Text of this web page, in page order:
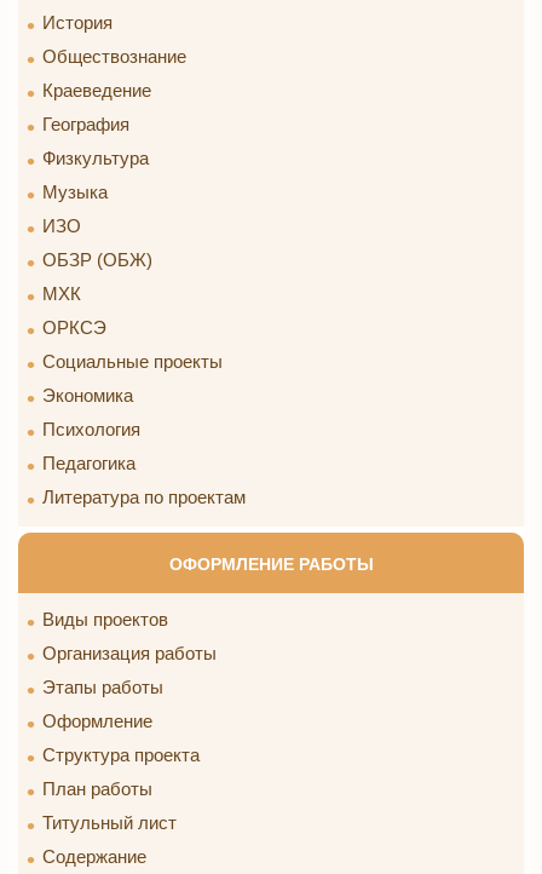
История
Обществознание
Краеведение
География
Физкультура
Музыка
ИЗО
ОБЗР (ОБЖ)
МХК
ОРКСЭ
Социальные проекты
Экономика
Психология
Педагогика
Литература по проектам
ОФОРМЛЕНИЕ РАБОТЫ
Виды проектов
Организация работы
Этапы работы
Оформление
Структура проекта
План работы
Титульный лист
Содержание